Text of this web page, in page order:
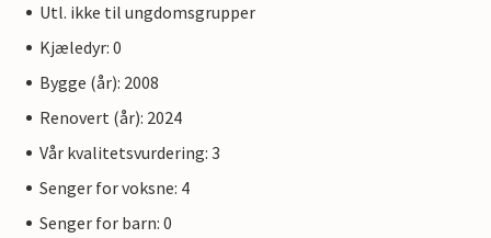
Utl. ikke til ungdomsgrupper
Kjæledyr: 0
Bygge (år): 2008
Renovert (år): 2024
Vår kvalitetsvurdering: 3
Senger for voksne: 4
Senger for barn: 0